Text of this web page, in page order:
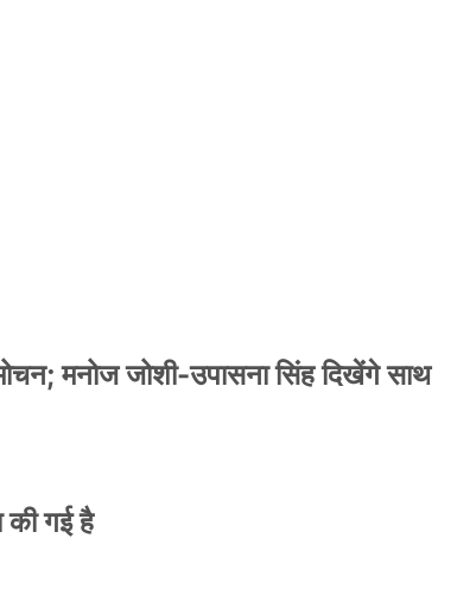
मनोज जोशी-उपासना सिंह दिखेंगे साथ
गई है